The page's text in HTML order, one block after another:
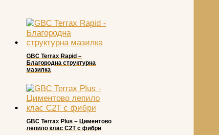
GBC Terrax Rapid –
Благородна структурна
мазилка
GBC Terrax Plus – Циментово
лепило клас С2T с фибри